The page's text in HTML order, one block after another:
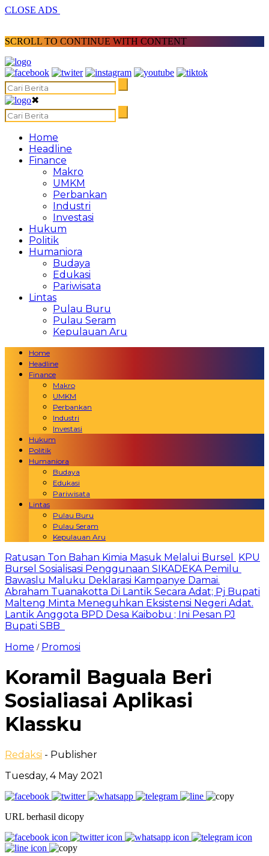
CLOSE ADS
SCROLL TO CONTINUE WITH CONTENT
✖
Home
Headline
Finance
Makro
UMKM
Perbankan
Industri
Investasi
Hukum
Politik
Humaniora
Budaya
Edukasi
Pariwisata
Lintas
Pulau Buru
Pulau Seram
Kepulauan Aru
Home
Headline
Finance
Makro
UMKM
Perbankan
Industri
Investasi
Hukum
Politik
Humaniora
Budaya
Edukasi
Pariwisata
Lintas
Pulau Buru
Pulau Seram
Kepulauan Aru
Ratusan Ton Bahan Kimia Masuk Melalui Bursel
KPU
Bursel Sosialisasi Penggunaan SIKADEKA Pemilu
Bawaslu Maluku Deklarasi Kampanye Damai.
Abraham Tuanakotta Di Lantik Secara Adat; Pj Bupati
Malteng Minta Meneguhkan Eksistensi Negeri Adat.
Lantik Anggota BPD Desa Kaibobu ; Ini Pesan PJ
Bupati SBB
Home / Promosi
Koramil Baguala Beri
Sosialiasai Aplikasi
Klassku
Redaksi - Publisher
Tuesday, 4 May 2021
URL berhasil dicopy